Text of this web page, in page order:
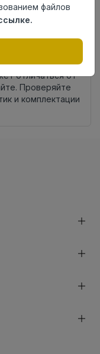
отличаться от
Проверяйте
и комплектации
файлов